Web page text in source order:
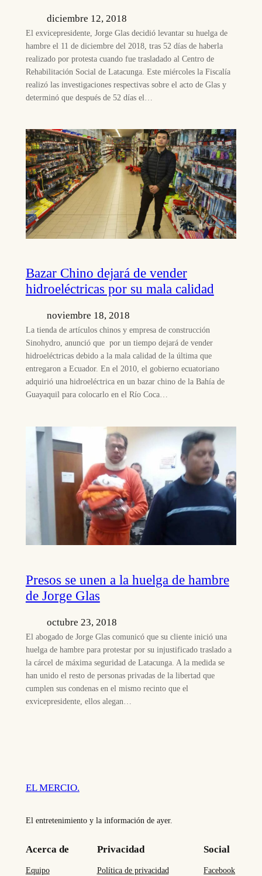
diciembre 12, 2018
El exvicepresidente, Jorge Glas decidió levantar su huelga de
hambre el 11 de diciembre del 2018, tras 52 días de haberla
realizado por protesta cuando fue trasladado al Centro de
Rehabilitación Social de Latacunga. Este miércoles la Fiscalía
realizó las investigaciones respectivas sobre el acto de Glas y
determinó que después de 52 días el…
Bazar Chino dejará de vender
hidroeléctricas por su mala calidad
noviembre 18, 2018
La tienda de artículos chinos y empresa de construcción
Sinohydro, anunció que por un tiempo dejará de vender
hidroeléctricas debido a la mala calidad de la última que
entregaron a Ecuador. En el 2010, el gobierno ecuatoriano
adquirió una hidroeléctrica en un bazar chino de la Bahía de
Guayaquil para colocarlo en el Río Coca…
Presos se unen a la huelga de hambre
de Jorge Glas
octubre 23, 2018
El abogado de Jorge Glas comunicó que su cliente inició una
huelga de hambre para protestar por su injustificado traslado a
la cárcel de máxima seguridad de Latacunga. A la medida se
han unido el resto de personas privadas de la libertad que
cumplen sus condenas en el mismo recinto que el
exvicepresidente, ellos alegan…
EL MERCIO.
El entretenimiento y la información de ayer.
Acerca de
Equipo
Privacidad
Política de privacidad
Social
Facebook